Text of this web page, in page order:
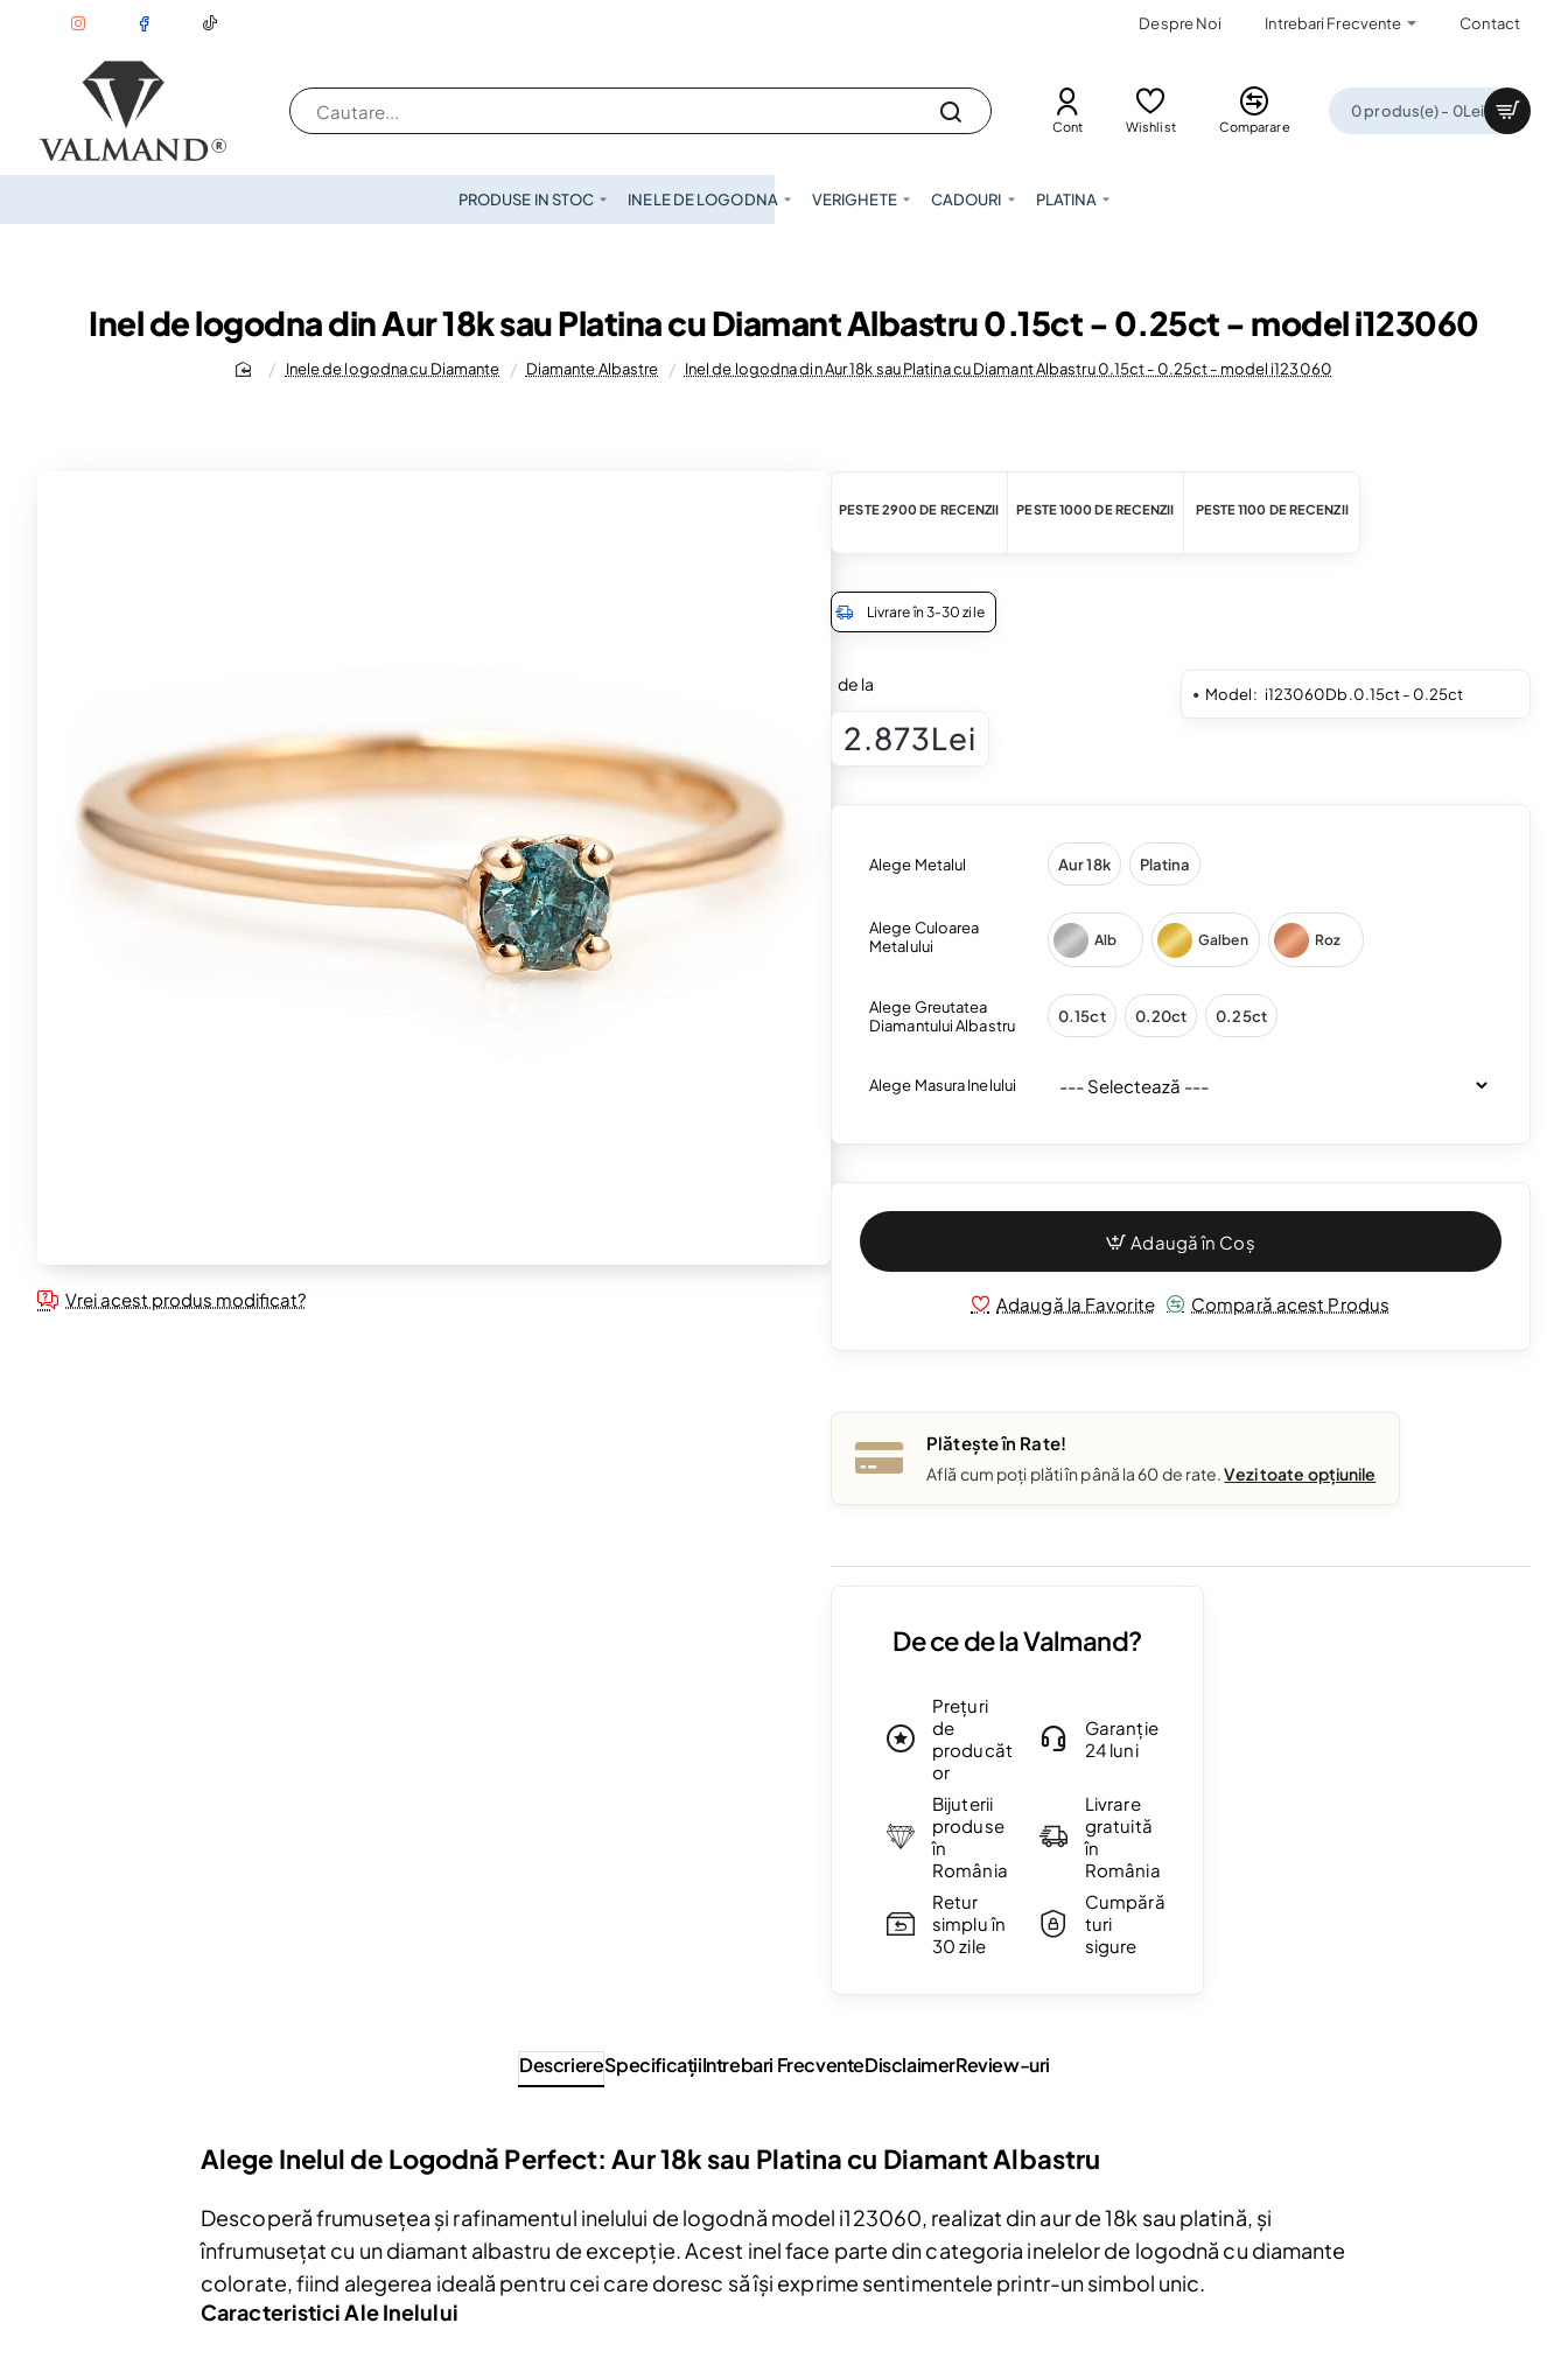
Despre Noi Intrebari Frecvente Contact
Cautare... Cont Wishlist Comparare
0 produs(e) - 0Lei
PRODUSE IN STOC INELE DE LOGODNA VERIGHETE CADOURI PLATINA
Inel de logodna din Aur 18k sau Platina cu Diamant Albastru 0.15ct - 0.25ct - model i123060
Inele de logodna cu Diamante Diamante Albastre Inel de logodna din Aur 18k sau Platina cu Diamant Albastru 0.15ct - 0.25ct - model i123060
Vrei acest produs modificat?
PESTE 2900 DE RECENZII PESTE 1000 DE RECENZII PESTE 1100 DE RECENZII
Livrare în 3-30 zile
de la
2.873Lei
Model: i123060Db.0.15ct - 0.25ct
Alege Metalul Aur 18k Platina
Alege Culoarea
Metalului
Alb Galben Roz
Alege Greutatea
Diamantului Albastru
0.15ct 0.20ct 0.25ct
Alege Masura Inelului
Adaugă în Coș
Adaugă la Favorite Compară acest Produs
Plătește în Rate!
Află cum poți plăti în până la 60 de rate.Vezi toate opțiunile
De ce de la Valmand?
Prețuri
de
producăt
or
Garanție
24 luni
Bijuterii
produse
în
România
Livrare
gratuită
în
România
Retur
simplu în
30 zile
Cumpără
turi
sigure
DescriereSpecificaţiiIntrebari FrecventeDisclaimerReview-uri
Alege Inelul de Logodnă Perfect: Aur 18k sau Platina cu Diamant Albastru
Descoperă frumusețea și rafinamentul inelului de logodnă model i123060, realizat din aur de 18k sau platină, și
înfrumusețat cu un diamant albastru de excepție. Acest inel face parte din categoria inelelor de logodnă cu diamante
colorate, fiind alegerea ideală pentru cei care doresc să își exprime sentimentele printr-un simbol unic.
Caracteristici Ale Inelului